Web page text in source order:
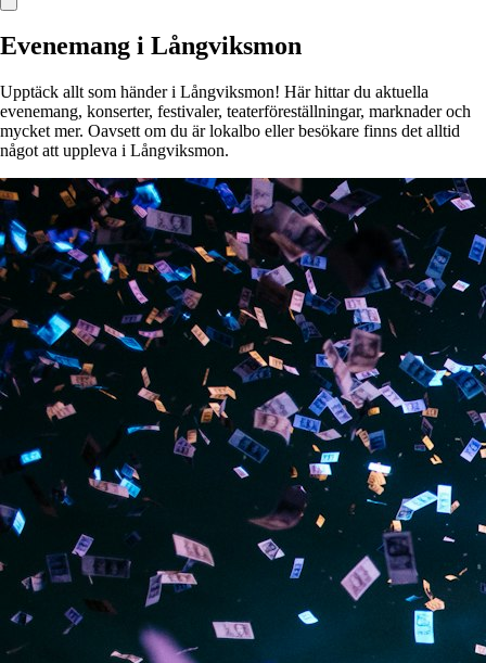
Evenemang i Långviksmon
Upptäck allt som händer i Långviksmon! Här hittar du aktuella
evenemang, konserter, festivaler, teaterföreställningar, marknader och
mycket mer. Oavsett om du är lokalbo eller besökare finns det alltid
något att uppleva i Långviksmon.